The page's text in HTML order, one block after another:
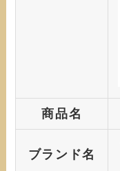
商品名
ブランド名